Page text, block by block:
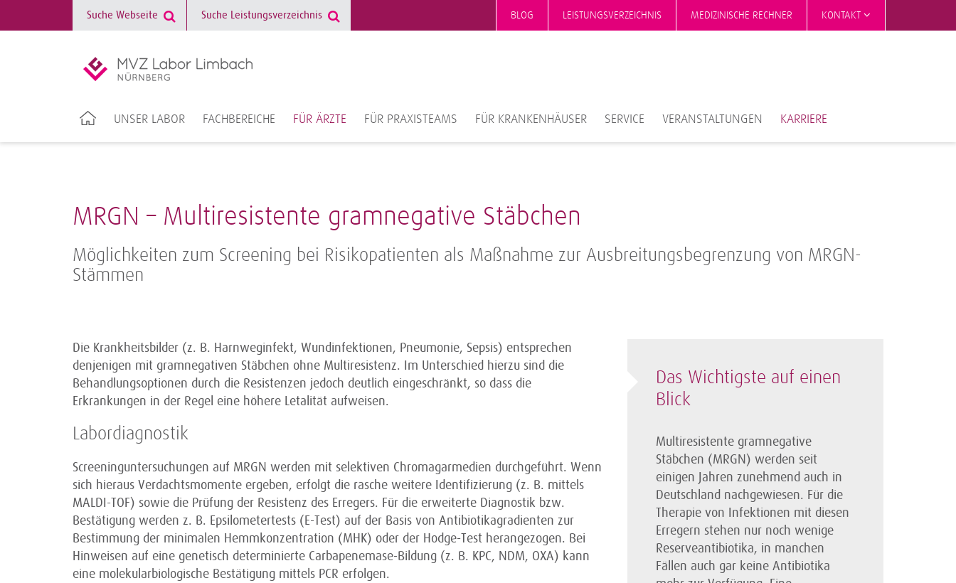
BLOG LEISTUNGSVERZEICHNIS MEDIZINISCHE RECHNER KONTAKT
UNSER LABOR FACHBEREICHE FÜR ÄRZTE FÜR PRAXISTEAMS FÜR KRANKENHÄUSER SERVICE VERANSTALTUNGEN KARRIERE
MRGN – Multiresistente gramnegative Stäbchen
Möglichkeiten zum Screening bei Risikopatienten als Maßnahme zur Ausbreitungsbegrenzung von MRGN-
Stämmen
Die Krankheitsbilder (z. B. Harnweginfekt, Wundinfektionen, Pneumonie, Sepsis) entsprechen
denjenigen mit gramnegativen Stäbchen ohne Multiresistenz. Im Unterschied hierzu sind die
Behandlungsoptionen durch die Resistenzen jedoch deutlich eingeschränkt, so dass die
Erkrankungen in der Regel eine höhere Letalität aufweisen.
Labordiagnostik
Screeninguntersuchungen auf MRGN werden mit selektiven Chromagarmedien durchgeführt. Wenn
sich hieraus Verdachtsmomente ergeben, erfolgt die rasche weitere Identifizierung (z. B. mittels
MALDI-TOF) sowie die Prüfung der Resistenz des Erregers. Für die erweiterte Diagnostik bzw.
Bestätigung werden z. B. Epsilometertests (E-Test) auf der Basis von Antibiotikagradienten zur
Bestimmung der minimalen Hemmkonzentration (MHK) oder der Hodge-Test herangezogen. Bei
Hinweisen auf eine genetisch determinierte Carbapenemase-Bildung (z. B. KPC, NDM, OXA) kann
eine molekularbiologische Bestätigung mittels PCR erfolgen.
Das Wichtigste auf einen
Blick
Multiresistente gramnegative
Stäbchen (MRGN) werden seit
einigen Jahren zunehmend auch in
Deutschland nachgewiesen. Für die
Therapie von Infektionen mit diesen
Erregern stehen nur noch wenige
Reserveantibiotika, in manchen
Fällen auch gar keine Antibiotika